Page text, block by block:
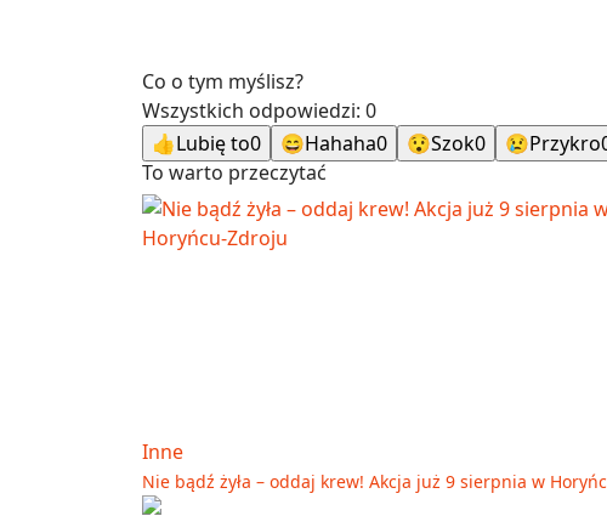
Co o tym myślisz?
Wszystkich odpowiedzi: 0
👍Lubię to0 😄Hahaha0 😯Szok0 😢Przykro
To warto przeczytać
Inne
Nie bądź żyła – oddaj krew! Akcja już 9 sierpnia w